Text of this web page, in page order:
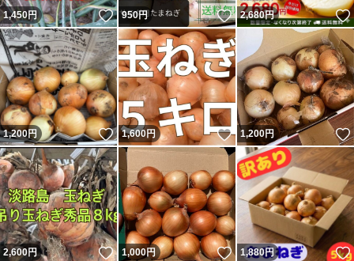
1,450円 いいね！
950円 いいね！
2,680円
1,200円 いいね！
1,600円 いいね！
1,200円
2,600円 いいね！
1,000円 いいね！
1,880円